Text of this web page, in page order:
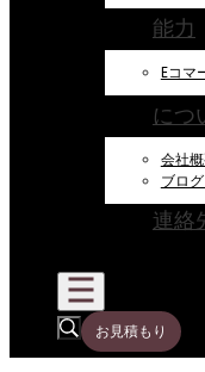
能力
Eコマ
につ
会社
ブロ
連絡
お見積もり